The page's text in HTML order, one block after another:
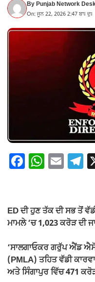
ByPunjab Network
On: ਜੂਨ 22, 2026 2:47 ਬਾਃ ਦੁਃ
F
e
b
o
o
k
W
s
A
p
p
E T
a
ED ਦੀ ਹੁਣ ਤੱਕ ਦੀ ਸਭ ਤੋਂ
ਮਾਮਲੇ ‘ਚ 1,023 ਕਰੋੜ ਦੀ
‘ਸਾਲਗਾਓਕਰ ਗਰੁੱਪ ਐਂਡ
(PMLA) ਤਹਿਤ ਵੱਡੀ
ਅਤੇ ਸਿੰਗਾਪੁਰ ਵਿੱਚ 471